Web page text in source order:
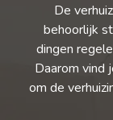
De
behoorlijk
dingen
Daarom vind
om de